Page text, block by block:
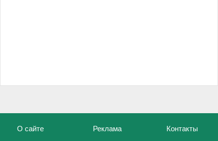
О сайте Реклама Контакты